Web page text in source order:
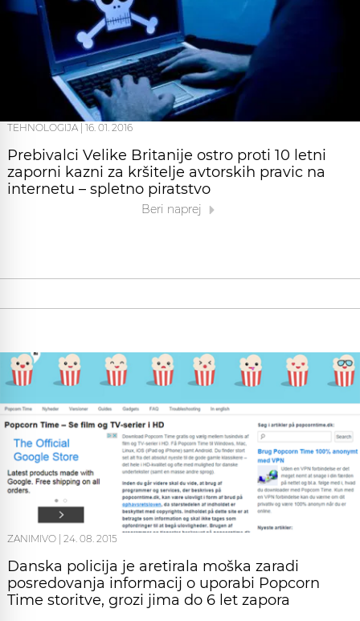
TEHNOLOGIJA 16. 01. 2016
Prebivalci Velike Britanije ostro proti 10 letni
zaporni kazni za kršitelje avtorskih pravic na
internetu – spletno piratstvo
Beri naprej
ZANIMIVO | 24. 08. 2015
Danska policija je aretirala moška zaradi
posredovanja informacij o uporabi Popcorn
Time storitve, grozi jima do 6 let zapora